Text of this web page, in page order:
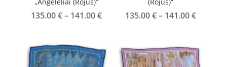
135.00€– 141.00€Price
through
135.00€– 141.00€Price
through